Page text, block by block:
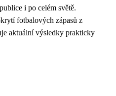
i po celém světě.
fotbalových zápasů z
aktuální výsledky prakticky